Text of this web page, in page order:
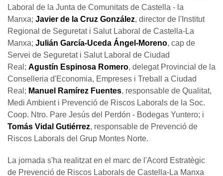
Laboral de la Junta de Comunitats de Castella - la
Manxa; Javier de la Cruz González, director de l'Institut
Regional de Seguretat i Salut Laboral de Castella-La
Manxa; Julián García-Uceda Ángel-Moreno, cap de
Servei de Seguretat i Salut Laboral de Ciudad
Real; Agustín Espinosa Romero, delegat Provincial de la
Conselleria d'Economia, Empreses i Treball a Ciudad
Real; Manuel Ramírez Fuentes, responsable de Qualitat,
Medi Ambient i Prevenció de Riscos Laborals de la Soc.
Coop. Ntro. Pare Jesús del Perdón - Bodegas Yuntero; i
Tomás Vidal Gutiérrez, responsable de Prevenció de
Riscos Laborals del Grup Montes Norte.
La jornada s'ha realitzat en el marc de l'Acord Estratègic
de Prevenció de Riscos Laborals de Castella-La Manxa